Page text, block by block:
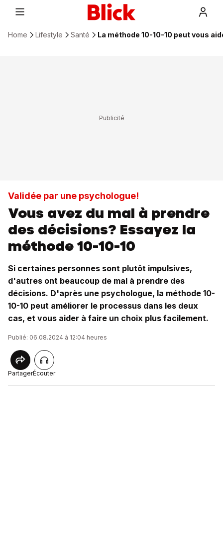
Home Lifestyle Santé La méthode 10-10-10 peut vous
Validée par une psychologue!
Vous avez du mal à prendre
des décisions? Essayez la
méthode 10-10-10
Si certaines personnes sont plutôt impulsives,
d'autres ont beaucoup de mal à prendre des
décisions. D'après une psychologue, la méthode 10-
10-10 peut améliorer le processus dans les deux
cas, et vous aider à faire un choix plus facilement.
Publié: 06.08.2024 à 12:04 heures
PartagerÉcouter